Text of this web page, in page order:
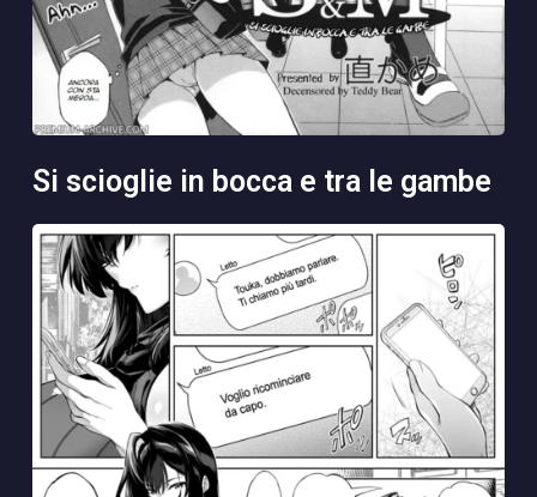
si scioglie in bocca e tra le gambe